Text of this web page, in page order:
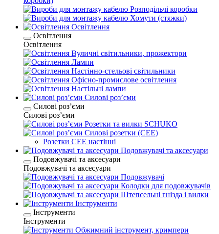
Розподільчі коробки
Хомути (стяжки)
Освітлення
Освітлення
Освітлення
Вуличні світильники, прожектори
Лампи
Настінно-стельові світильники
Офісно-промислове освітлення
Настільні лампи
Силові розʼєми
Силові розʼєми
Силові розʼєми
Розетки та вилки SCHUKO
Силові розетки (CEE)
Розетки CEE настінні
Подовжувачі та аксесуари
Подовжувачі та аксесуари
Подовжувачі та аксесуари
Подовжувачі
Колодки для подовжувачів
Штепсельні гнізда і вилки
Інструменти
Інструменти
Інструменти
Обжимний інструмент, кримпери